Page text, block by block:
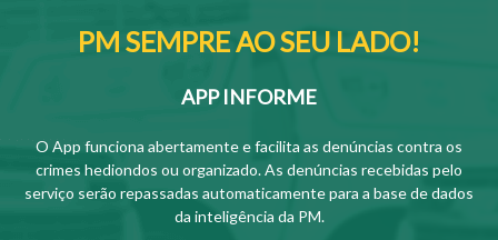
PM SEMPRE AO SEU LADO!
APP INFORME
O App funciona abertamente e facilita as denúncias contra os
crimes hediondos ou organizado. As denúncias recebidas pelo
serviço serão repassadas automaticamente para a base de dados
da inteligência da PM.